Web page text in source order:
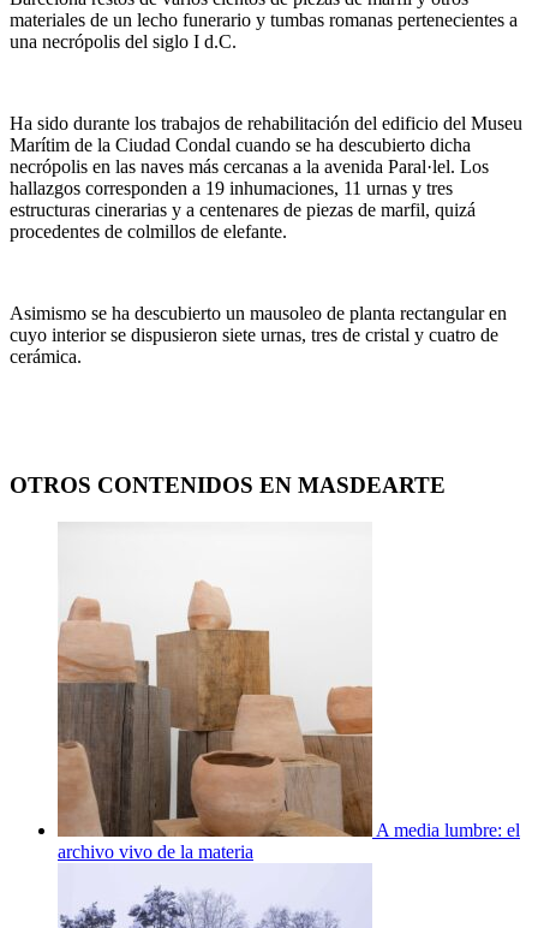
materiales de un lecho funerario y tumbas romanas pertenecientes a
una necrópolis del siglo I d.C.
Ha sido durante los trabajos de rehabilitación del edificio del Museu
Marítim de la Ciudad Condal cuando se ha descubierto dicha
necrópolis en las naves más cercanas a la avenida Paral·lel. Los
hallazgos corresponden a 19 inhumaciones, 11 urnas y tres
estructuras cinerarias y a centenares de piezas de marfil, quizá
procedentes de colmillos de elefante.
Asimismo se ha descubierto un mausoleo de planta rectangular en
cuyo interior se dispusieron siete urnas, tres de cristal y cuatro de
cerámica.
OTROS CONTENIDOS EN MASDEARTE
A media lumbre: el
archivo vivo de la materia